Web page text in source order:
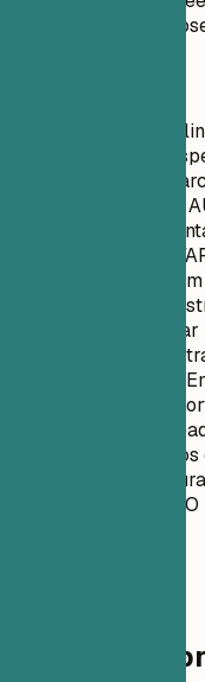
Vector CANoe,
Priorize listar
frameworks
sistemas
Embarcado ou
Inclua
Studio, IAR
proficiência
padrão da
Evite
básicas como
comunicação'.
técnicas
ou design
Liste
para
CAN Bus ou
Experiência